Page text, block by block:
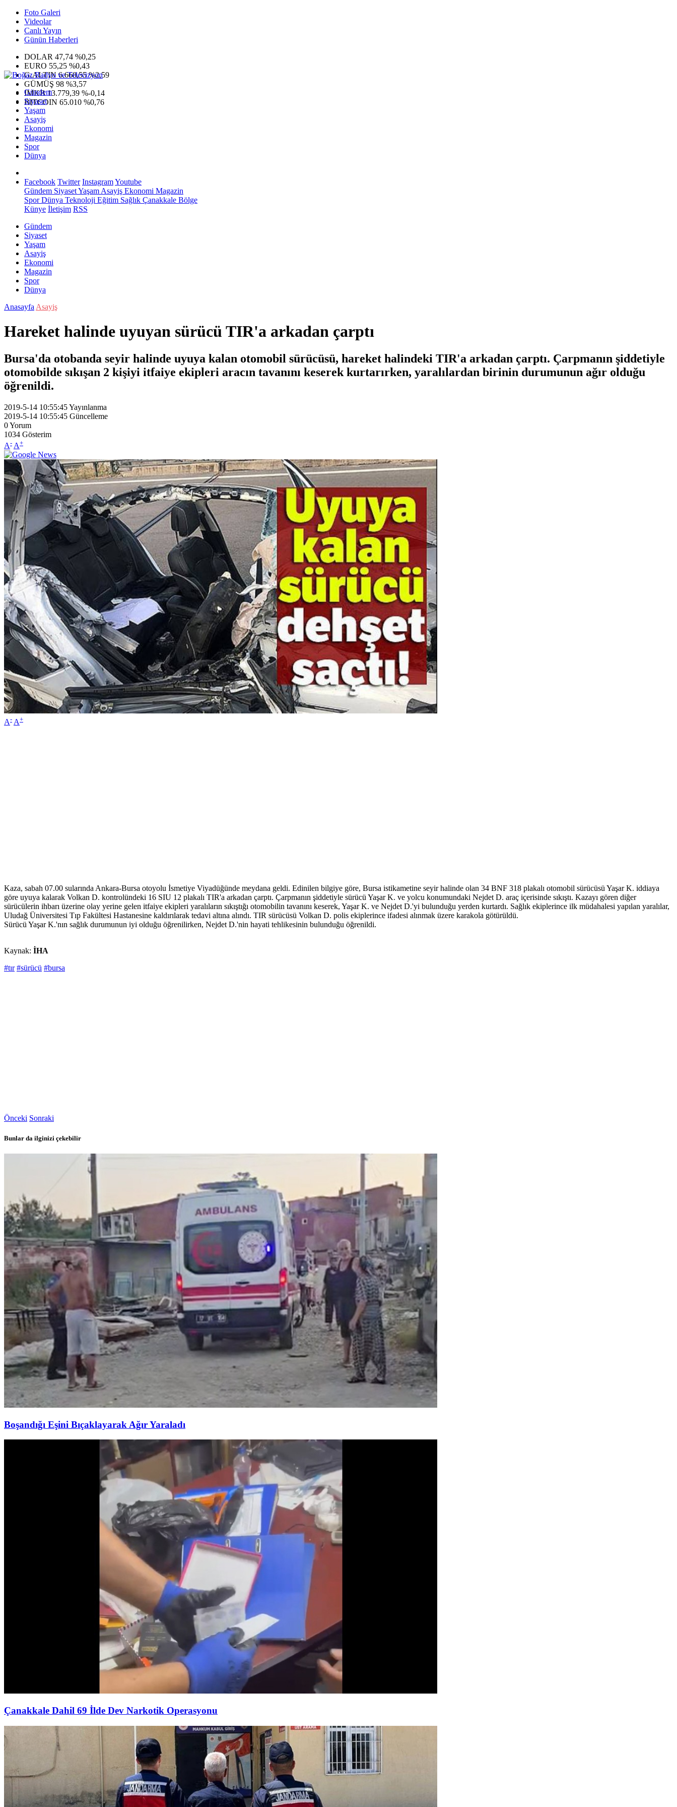
Foto Galeri
Videolar
Canlı Yayın
Günün Haberleri
DOLAR 47,74 %0,25
EURO 55,25 %0,43
G.ALTIN6.660,55 %2,59
GÜMÜŞ 98 %3,57
IMKB13.779,39 %-0,14
BITCOIN 65.010 %0,76
Gündem
Siyaset
Yaşam
Asayiş
Ekonomi
Magazin
Spor
Dünya
Facebook Twitter InstagramYoutube
Gündem SiyasetYaşam Asayiş Ekonomi Magazin
SporDünya Teknoloji Eğitim Sağlık Çanakkale Bölge
Künye İletişim RSS
Gündem
Siyaset
Yaşam
Asayiş
Ekonomi
Magazin
Spor
Dünya
Anasayfa Asayiş
Hareket halinde uyuyan sürücü TIR'a arkadan çarptı
Bursa'da otobanda seyir halinde uyuya kalan otomobil sürücüsü, hareket halindeki TIR'a arkadan çarptı. Çarpmanın şiddetiyle
otomobilde sıkışan 2 kişiyi itfaiye ekipleri aracın tavanını keserek kurtarırken, yaralılardan birinin durumunun ağır olduğu
öğrenildi.
2019-5-14 10:55:45Yayınlanma
2019-5-14 10:55:45 Güncelleme
0Yorum
1034 Gösterim
A- A+
A- A+
Kaza, sabah 07.00 sularında Ankara-Bursa otoyolu İsmetiye Viyadüğünde meydana geldi. Edinilen bilgiye göre, Bursa istikametine seyir halinde olan 34 BNF 318 plakalı otomobil sürücüsü Yaşar K. iddiaya
göre uyuya kalarak Volkan D. kontrolündeki 16 SIU 12 plakalı TIR'a arkadan çarptı. Çarpmanın şiddetiyle sürücü Yaşar K. ve yolcu konumundaki Nejdet D. araç içerisinde sıkıştı. Kazayı gören diğer
sürücülerin ihbarı üzerine olay yerine gelen itfaiye ekipleri yaralıların sıkıştığı otomobilin tavanını keserek, Yaşar K. ve Nejdet D.'yi bulunduğu yerden kurtardı. Sağlık ekiplerince ilk müdahalesi yapılan yaralılar,
Uludağ Üniversitesi Tıp Fakültesi Hastanesine kaldırılarak tedavi altına alındı. TIR sürücüsü Volkan D. polis ekiplerince ifadesi alınmak üzere karakola götürüldü.
Sürücü Yaşar K.'nın sağlık durumunun iyi olduğu öğrenilirken, Nejdet D.'nin hayati tehlikesinin bulunduğu öğrenildi.
Kaynak: İHA
#tır #sürücü #bursa
Önceki Sonraki
Bunlar da ilginizi çekebilir
Boşandığı Eşini Bıçaklayarak Ağır Yaraladı
Çanakkale Dahil 69 İlde Dev Narkotik Operasyonu